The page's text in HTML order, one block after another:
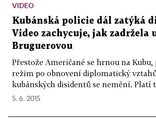
VIDEO
Kubánská policie dál zatýká
Video zachycuje, jak zadržela
Bruguerovou
Přestože Američané se hrnou na
režim po obnovení diplomatický
kubánských disidentů se nemění. Platí
5. 6. 2015